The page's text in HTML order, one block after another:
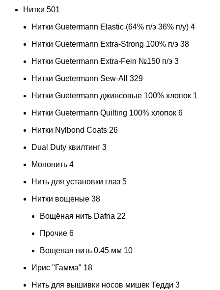
Нитки 501
Нитки Guetermann Elastic (64% п/э 36% п/у) 4
Нитки Guetermann Extra-Strong 100% п/э 38
Нитки Guetermann Extra-Fein №150 п/э 3
Нитки Guetermann Sew-All 329
Нитки Guetermann джинсовые 100% хлопок 1
Нитки Guetermann Quilting 100% хлопок 6
Нитки Nylbond Coats 26
Dual Duty квилтинг 3
Мононить 4
Нить для установки глаз 5
Нитки вощеные 38
Вощёная нить Dafna 22
Прочие 6
Вощеная нить 0.45 мм 10
Ирис "Гамма" 18
Нить для вышивки носов мишек Тедди 3